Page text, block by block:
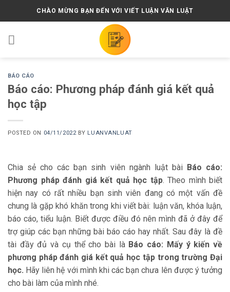
CHÀO MỪNG BẠN ĐẾN VỚI VIẾT LUẬN VĂN LUẬT
BÁO CÁO
Báo cáo: Phương pháp đánh giá kết quả
học tập
POSTED ON 04/11/2022 BY LUANVANLUAT
Chia sẻ cho các bạn sinh viên ngành luật bài Báo cáo:
Phương pháp đánh giá kết quả học tập. Theo mình biết
hiện nay có rất nhiều bạn sinh viên đang có một vấn đề
chung là gặp khó khăn trong khi viết bài: luận văn, khóa luận,
báo cáo, tiểu luận. Biết được điều đó nên mình đã ở đây để
trợ giúp các bạn những bài báo cáo hay nhất. Sau đây là đề
tài đầy đủ và cụ thể cho bài là Báo cáo: Mấy ý kiến về
phương pháp đánh giá kết quả học tập trong trường Đại
học. Hãy liên hệ với mình khi các bạn chưa lên được ý tưởng
cho bài làm của mình nhé.